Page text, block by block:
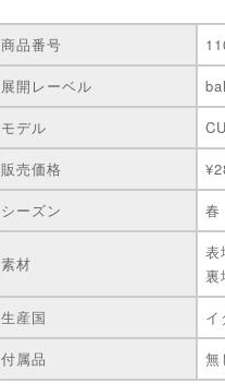
商品番号
展開レーベル
モデル
販売価格
シーズン
素材
表
生産国
イ
付属品
無